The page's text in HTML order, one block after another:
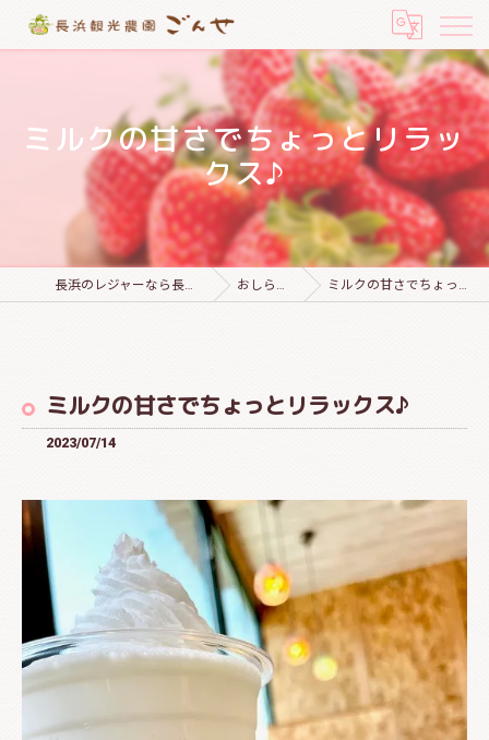
ミルクの甘さでちょっとリラッ
クス♪
長浜のレジャーなら長浜観光農園 ごんせ おしらせブログ ミルクの甘さでちょっとリラックス♪
ミルクの甘さでちょっとリラックス♪
2023/07/14